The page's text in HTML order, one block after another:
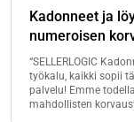
Kadonneet ja
numeroisen
“SELLERLOGIC
työkalu, kaikki sopii
palvelu! Emme
mahdollisten